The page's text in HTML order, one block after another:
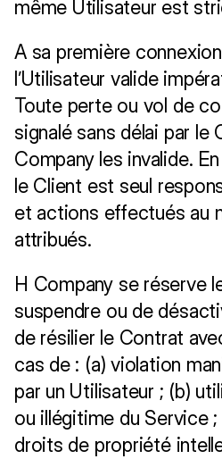
même Utilisateur est
A sa première
l’Utilisateur valide
Toute perte ou vol de
signalé sans délai par le
Company les invalide.
le Client est seul
et actions effectués au
attribués.
H Company se réserve
suspendre ou de
de résilier le Contrat
cas de : (a) violation
par un Utilisateur ; (b)
ou illégitime du Service
droits de propriété